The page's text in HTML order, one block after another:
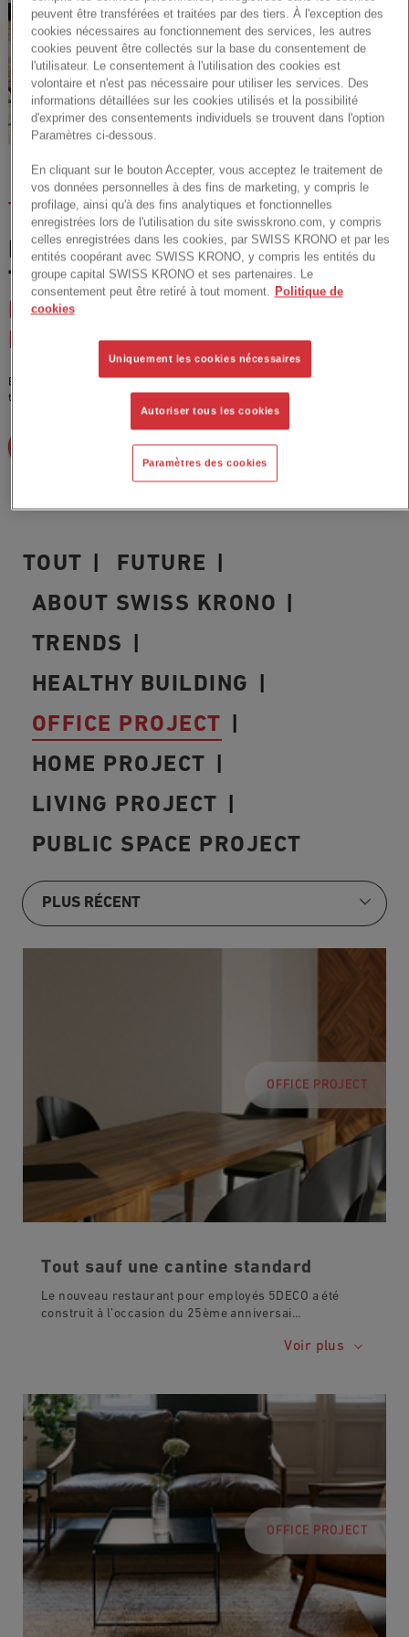
TRENDS
LE POINT SUR LES
TENDANCES:LES 4
PRINCIPALES TENDANCES
EN MATIÈRE D‘INTÉRIEUR
Également cette année, nous nous sommes de nouveau penchés sur les
tendances qui au sein de la société sont les plus per
LIRE L'ARTICLE
TOUT
FUTURE
ABOUT SWISS KRONO
TRENDS
HEALTHY BUILDING
OFFICE PROJECT
HOME PROJECT
LIVING PROJECT
PUBLIC SPACE PROJECT
OFFICE PROJECT
Tout sauf une cantine standard
Le nouveau restaurant pour employés 5DECO a été
construit à l’occasion du 25ème anniversai...
Voir plus
OFFICE PROJECT
peuvent être transférées et traitées par des tiers. À l'exception des
cookies nécessaires au fonctionnement des services, les autres
cookies peuvent être collectés sur la base du consentement de
l'utilisateur. Le consentement à l'utilisation des cookies est
volontaire et n'est pas nécessaire pour utiliser les services. Des
informations détaillées sur les cookies utilisés et la possibilité
d'exprimer des consentements individuels se trouvent dans l'option
Paramètres ci-dessous.
En cliquant sur le bouton Accepter, vous acceptez le traitement de
vos données personnelles à des fins de marketing, y compris le
profilage, ainsi qu'à des fins analytiques et fonctionnelles
enregistrées lors de l'utilisation du site swisskrono.com, y compris
celles enregistrées dans les cookies, par SWISS KRONO et par les
entités coopérant avec SWISS KRONO, y compris les entités du
groupe capital SWISS KRONO et ses partenaires. Le
consentement peut être retiré à tout moment. Politique de
cookies
Uniquement les cookies nécessaires
Autoriser tous les cookies
Paramètres des cookies